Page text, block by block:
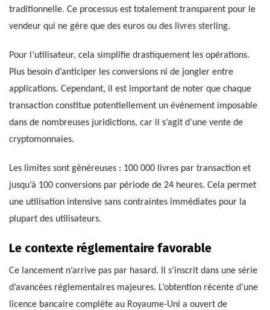
traditionnelle. Ce processus est totalement transparent pour le
vendeur qui ne gère que des euros ou des livres sterling.
Pour l’utilisateur, cela simplifie drastiquement les opérations.
Plus besoin d’anticiper les conversions ni de jongler entre
applications. Cependant, il est important de noter que chaque
transaction constitue potentiellement un événement imposable
dans de nombreuses juridictions, car il s’agit d’une vente de
cryptomonnaies.
Les limites sont généreuses : 100 000 livres par transaction et
jusqu’à 100 conversions par période de 24 heures. Cela permet
une utilisation intensive sans contraintes immédiates pour la
plupart des utilisateurs.
Le contexte réglementaire favorable
Ce lancement n’arrive pas par hasard. Il s’inscrit dans une série
d’avancées réglementaires majeures. L’obtention récente d’une
licence bancaire complète au Royaume-Uni a ouvert de